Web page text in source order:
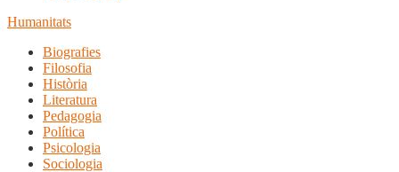
Humanitats
Biografies
Filosofia
Història
Literatura
Pedagogia
Política
Psicologia
Sociologia